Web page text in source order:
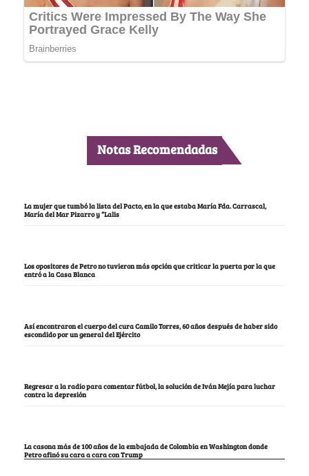
Notas Recomendadas
La mujer que tumbó la lista del Pacto, en la que estaba María Fda. Carrascal,
María del Mar Pizarro y “Lalis
Los opositores de Petro no tuvieron más opción que criticar la puerta por la que
entró a la Casa Blanca
Así encontraron el cuerpo del cura Camilo Torres, 60 años después de haber sido
escondido por un general del Ejército
Regresar a la radio para comentar fútbol, la solución de Iván Mejía para luchar
contra la depresión
La casona más de 100 años de la embajada de Colombia en Washington donde
Petro afinó su cara a cara con Trump